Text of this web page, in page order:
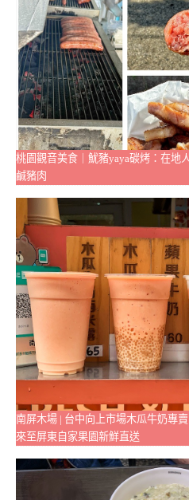
桃園觀音美食｜魷豬yaya碳烤：在地
鹹豬肉
南屏木場 | 台中向上市場木瓜牛奶專
來至屏東自家果園新鮮直送